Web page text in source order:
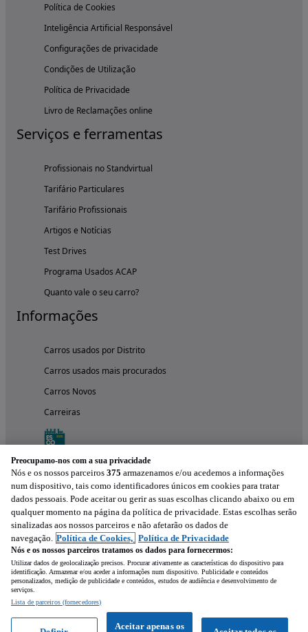
Política de Cookies
Inteligência Artificial Responsável
Configurações de privacidade
Condições de Utilização
Política de Privacidade
Livro de Reclamações online
Serviços e ferramentas
Profissionais no Standvirtual
Tarifário Particulares
Tarifário Profissionais
Artigos e Notícias
Test Drives
Programa Usados ACAP
Quanto vale o seu carro?
Informações
Carros usados por Distrito
Carros usados mais procurados
Carros Novos
Carreiras
Experimenta a aplicação
Preocupamo-nos com a sua privacidade
Nós e os nossos parceiros 375 armazenamos e/ou acedemos a informações
num dispositivo, tais como identificadores únicos em cookies para tratar
dados pessoais. Pode aceitar ou gerir as suas escolhas clicando abaixo ou em
qualquer momento na página da política de privacidade. Estas escolhas serão
sinalizadas aos nossos parceiros e não afetarão os dados de
navegação. Política de Cookies, Política de Privacidade
Nós e os nossos parceiros tratamos os dados para fornecermos:
Utilizar dados de geolocalização precisos. Procurar ativamente as características do dispositivo para
identificação. Armazenar e/ou aceder a informações num dispositivo. Publicidade e conteúdos
personalizados, medição de publicidade e conteúdos, estudos de audiência e desenvolvimento de
serviços.
Lista de parceiros (fornecedores)
Aceitar apenas os